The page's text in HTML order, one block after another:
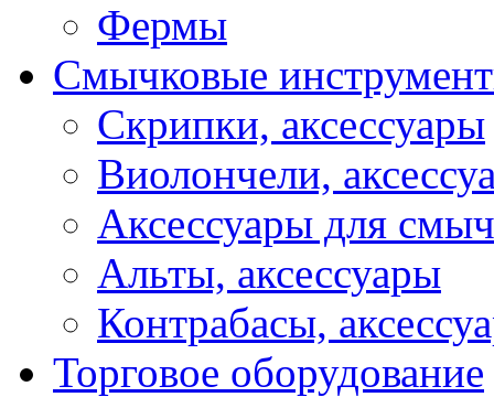
Фермы
Смычковые
Скрипки, аксессуары
Виолончели,
Аксессуары для
Альты, аксессуары
Контрабасы,
Торговое оборудование